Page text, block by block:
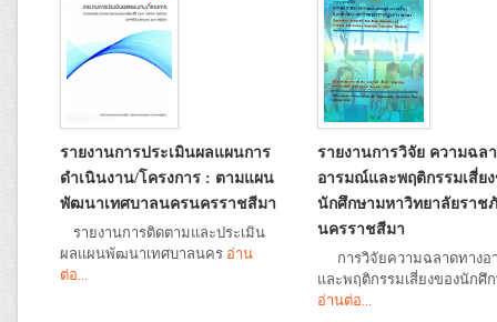
รายงานการประเมินผลแผนการ
ดำเนินงาน/โครงการ : ตามแผน
พัฒนาเทศบาลนครนครราชสีมา
รายงานการติดตามและประเมิน
ผลแผนพัฒนาเทศบาลนคร อ่าน
ต่อ...
รายงานการวิจัย ความฉล
อารมณ์และพฤติกรรมเสี่ย
นักศึกษามหาวิทยาลัยราช
นครราชสีมา
การวิจัยความฉลาดทางอ
และพฤติกรรมเสี่ยงของนักศึ
อ่านต่อ...